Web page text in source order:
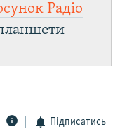
Радіо
Підписатись